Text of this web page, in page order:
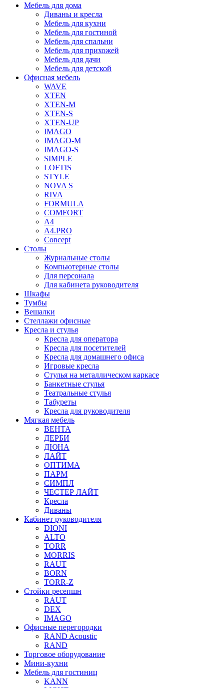
Мебель для дома
Диваны и кресла
Мебель для кухни
Мебель для гостиной
Мебель для спальни
Мебель для прихожей
Мебель для дачи
Мебель для детской
Офисная мебель
WAVE
XTEN
XTEN-M
XTEN-S
XTEN-UP
IMAGO
IMAGO-M
IMAGO-S
SIMPLE
LOFTIS
STYLE
NOVA S
RIVA
FORMULA
COMFORT
A4
A4.PRO
Concept
Столы
Журнальные столы
Компьютерные столы
Для персонала
Для кабинета руководителя
Шкафы
Тумбы
Вешалки
Стеллажи офисные
Кресла и стулья
Кресла для оператора
Кресла для посетителей
Кресла для домашнего офиса
Игровые кресла
Стулья на металлическом каркасе
Банкетные стулья
Театральные стулья
Табуреты
Кресла для руководителя
Мягкая мебель
ВЕНТА
ДЕРБИ
ДЮНА
ЛАЙТ
ОПТИМА
ПАРМ
СИМПЛ
ЧЕСТЕР ЛАЙТ
Кресла
Диваны
Кабинет руководителя
DIONI
ALTO
TORR
MORRIS
RAUT
BORN
TORR-Z
Стойки ресепшн
RAUT
DEX
IMAGO
Офисные перегородки
RAND Acoustic
RAND
Торговое оборудование
Мини-кухни
Мебель для гостиниц
KANN